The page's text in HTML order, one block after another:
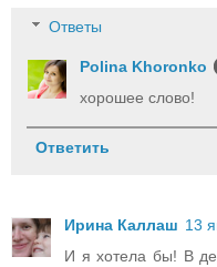
Ответы
Polina Khoronko
хорошее слово!
Ответить
Ирина Каллаш 13
И я хотела бы! В